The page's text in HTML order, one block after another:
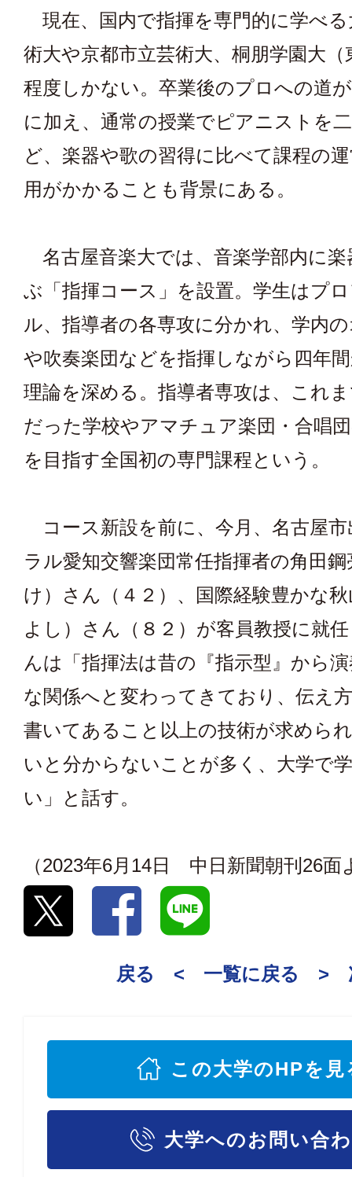
現在、国内で指揮を専門的に学べる
術大や京都市立芸術大、桐朋学園大
程度しかない。卒業後のプロへの道
に加え、通常の授業でピアニストを
ど、楽器や歌の習得に比べて課程の
用がかかることも背景にある。
名古屋音楽大では、音楽学部内に楽
ぶ「指揮コース」を設置。学生はプ
ル、指導者の各専攻に分かれ、学内
や吹奏楽団などを指揮しながら四年
理論を深める。指導者専攻は、これ
だった学校やアマチュア楽団・合唱
を目指す全国初の専門課程という。
コース新設を前に、今月、名古屋
ラル愛知交響楽団常任指揮者の角田
け）さん（４２）、国際経験豊かな
よし）さん（８２）が客員教授に就
んは「指揮法は昔の『指示型』から
な関係へと変わってきており、伝え
書いてあること以上の技術が求めら
いと分からないことが多く、大学で
い」と話す。
（2023年6月14日 中日新聞朝刊26面
戻る < 一覧に戻る >
この大学のHPを見
大学へのお問い合